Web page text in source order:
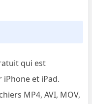
qui est
et iPad.
MP4, AVI, MOV,